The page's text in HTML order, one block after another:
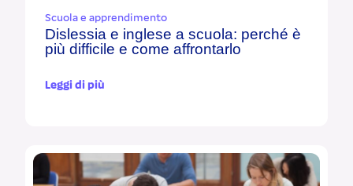
Scuola e apprendimento
Dislessia e inglese a scuola: perché è
più difficile e come affrontarlo
Leggi di più